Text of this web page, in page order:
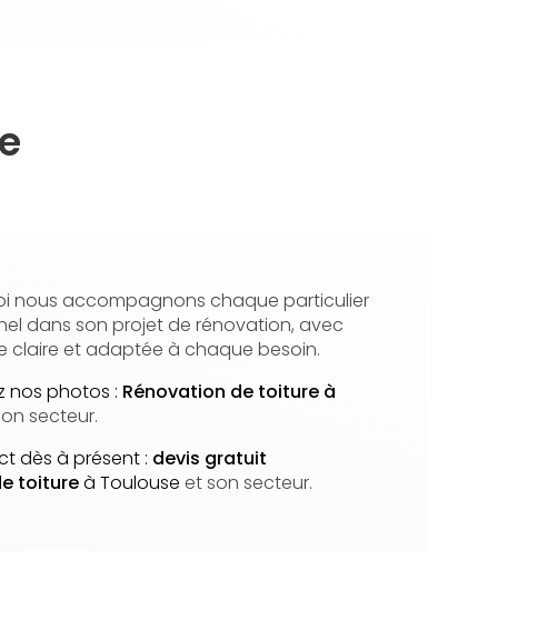
nous accompagnons chaque particulier
dans son projet de rénovation, avec
claire et adaptée à chaque besoin.
nos photos : Rénovation de toiture à
secteur.
dès à présent : devis gratuit
toitureà Toulouse et son secteur.